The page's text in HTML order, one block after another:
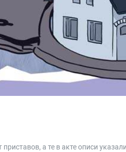
а те в акте описи